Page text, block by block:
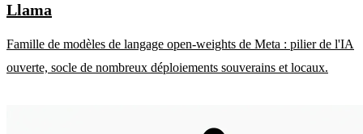
Llama
Famille de modèles de langage open-weights de Meta : pilier de l'IA
ouverte, socle de nombreux déploiements souverains et locaux.